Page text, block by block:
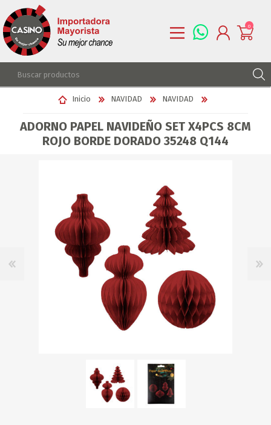
REGISTRARSE
LISTA DE DESEOS
0
Inicio NAVIDAD NAVIDAD
ADORNO PAPEL NAVIDEÑO SET X4PCS 8CM
ROJO BORDE DORADO 35248 Q144